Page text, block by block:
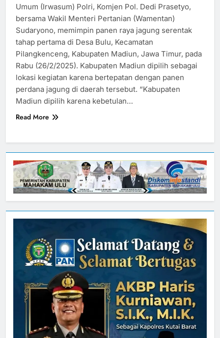
Umum (Irwasum) Polri, Komjen Pol. Dedi Prasetyo,
bersama Wakil Menteri Pertanian (Wamentan)
Sudaryono, memimpin panen raya jagung serentak
tahap pertama di Desa Bulu, Kecamatan
Pilangkenceng, Kabupaten Madiun, Jawa Timur, pada
Rabu (26/2/2025). Kabupaten Madiun dipilih sebagai
lokasi kegiatan karena bertepatan dengan panen
perdana jagung di daerah tersebut. “Kabupaten
Madiun dipilih karena kebetulan…
Read More